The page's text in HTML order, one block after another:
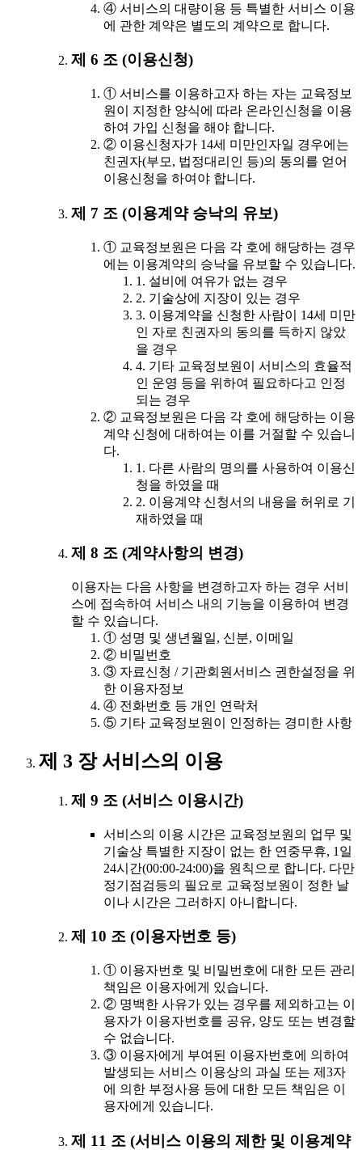
④ 서비스의 대량이용 등 특별한 서비스 이용
에 관한 계약은 별도의 계약으로 합니다.
제 6 조 (이용신청)
① 서비스를 이용하고자 하는 자는 교육정보
원이 지정한 양식에 따라 온라인신청을 이용
하여 가입 신청을 해야 합니다.
② 이용신청자가 14세 미만인자일 경우에는
친권자(부모, 법정대리인 등)의 동의를 얻어
이용신청을 하여야 합니다.
제 7 조 (이용계약 승낙의 유보)
① 교육정보원은 다음 각 호에 해당하는 경우
에는 이용계약의 승낙을 유보할 수 있습니다.
1. 설비에 여유가 없는 경우
2. 기술상에 지장이 있는 경우
3. 이용계약을 신청한 사람이 14세 미만
인 자로 친권자의 동의를 득하지 않았
을 경우
4. 기타 교육정보원이 서비스의 효율적
인 운영 등을 위하여 필요하다고 인정
되는 경우
② 교육정보원은 다음 각 호에 해당하는 이용
계약 신청에 대하여는 이를 거절할 수 있습니
다.
1. 다른 사람의 명의를 사용하여 이용신
청을 하였을 때
2. 이용계약 신청서의 내용을 허위로 기
재하였을 때
제 8 조 (계약사항의 변경)
이용자는 다음 사항을 변경하고자 하는 경우 서비
스에 접속하여 서비스 내의 기능을 이용하여 변경
할 수 있습니다.
① 성명 및 생년월일, 신분, 이메일
② 비밀번호
③ 자료신청 / 기관회원서비스 권한설정을 위
한 이용자정보
④ 전화번호 등 개인 연락처
⑤ 기타 교육정보원이 인정하는 경미한 사항
제 3 장 서비스의 이용
제 9 조 (서비스 이용시간)
서비스의 이용 시간은 교육정보원의 업무 및
기술상 특별한 지장이 없는 한 연중무휴, 1일
24시간(00:00-24:00)을 원칙으로 합니다. 다만
정기점검등의 필요로 교육정보원이 정한 날
이나 시간은 그러하지 아니합니다.
제 10 조 (이용자번호 등)
① 이용자번호 및 비밀번호에 대한 모든 관리
책임은 이용자에게 있습니다.
② 명백한 사유가 있는 경우를 제외하고는 이
용자가 이용자번호를 공유, 양도 또는 변경할
수 없습니다.
③ 이용자에게 부여된 이용자번호에 의하여
발생되는 서비스 이용상의 과실 또는 제3자
에 의한 부정사용 등에 대한 모든 책임은 이
용자에게 있습니다.
제 11 조 (서비스 이용의 제한 및 이용계약